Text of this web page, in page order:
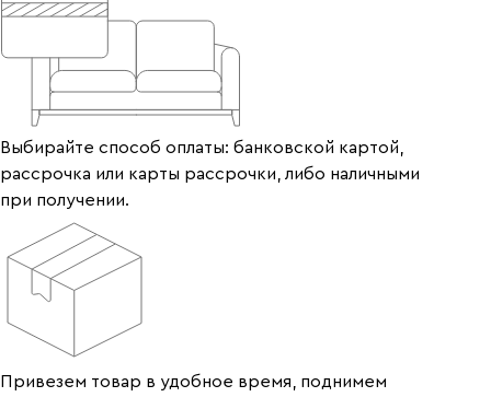
Выбирайте способ оплаты: банковской картой,
рассрочка или карты рассрочки, либо наличными
при получении.
Привезем товар в удобное время, поднимем